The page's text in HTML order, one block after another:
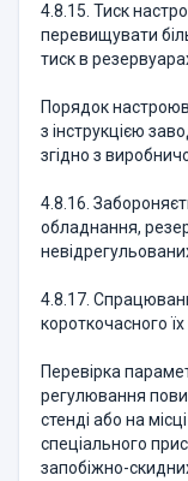
4.8.15. Тиск
перевищувати
тиск в
Порядок
з інструкцією
згідно з
4.8.16.
обладнання,
4.8.17.
короткочасного
Перевірка
регулювання
стенді або на
спеціального
запобіжно-